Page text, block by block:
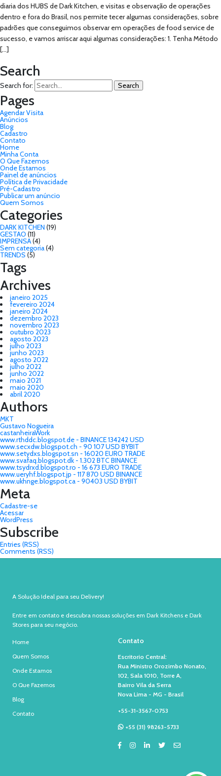
diaria dos HUBS de Dark Kitchen, e visitas e observação de operações
dentro e fora do Brasil, nos permite tecer algumas considerações, sobre
padrões que conseguimos observar em operações de food service de
sucesso, e vamos arriscar aqui algumas considerações: 1. Tenha Método
[…]
Search
Search for:
Pages
Agendar Visita
Anúncios
Blog
Cadastro
Contato
Home
Minha Conta
O Que Fazemos
Onde Estamos
Painel de anúncios
Política de Privacidade
Pré-Cadastro
Publicar um anúncio
Quem Somos
Categories
DARK KITCHEN (19)
GESTAO (11)
IMPRENSA(4)
Sem categoria(4)
TRENDS (5)
Tags
Archives
janeiro 2025
fevereiro 2024
janeiro 2024
dezembro 2023
novembro 2023
outubro 2023
agosto 2023
julho 2023
junho 2023
agosto 2022
julho 2022
junho 2022
maio 2021
maio 2020
abril 2020
Authors
MKT
Gustavo Nogueira
castanheiraWork
www.rthddc.blogspot.de - BINANCE 134242 USD
www.secxdw.blogspot.ch - 90 107 USD BYBIT
www.setydxs.blogspot.sn - 16020 EURO TRADE
www.svafaq.blogspot.dk - 1.302 BTC BINANCE
www.tsydrxd.blogspot.ro - 16 673 EURO TRADE
www.ueryhf.blogspot.jp - 117 870 USD BINANCE
www.ukhnge.blogspot.ca - 90403 USD BYBIT
Meta
Cadastre-se
Acessar
WordPress
Subscribe
Entries (RSS)
Comments (RSS)
A Solução Ideal para seu Delivery!
Entre em contato e descubra nossas soluções em Dark Kitchens e Dark
Stores para seu negócio.
Home
Quem Somos
Onde Estamos
O Que Fazemos
Blog
Contato
Contato
Escritorio Central:
Rua Ministro Orozimbo Nonato,
102, Sala 1010, Torre A,
Bairro Vila da Serra
Nova Lima - MG - Brasil
+55-31-3567-0753
+55 (31) 98263-5733